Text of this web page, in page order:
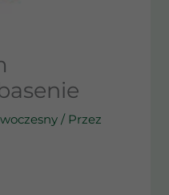
/ Przez